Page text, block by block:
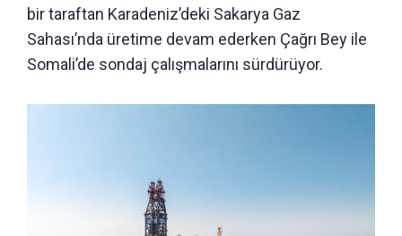
bir taraftan Karadeniz’deki Sakarya Gaz
Sahası’nda üretime devam ederken Çağrı Bey ile
Somali’de sondaj çalışmalarını sürdürüyor.